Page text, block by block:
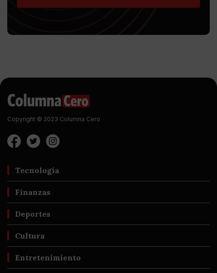
Copyright © 2023 Columna Cero
Tecnología
Finanzas
Deportes
Cultura
Entretenimiento